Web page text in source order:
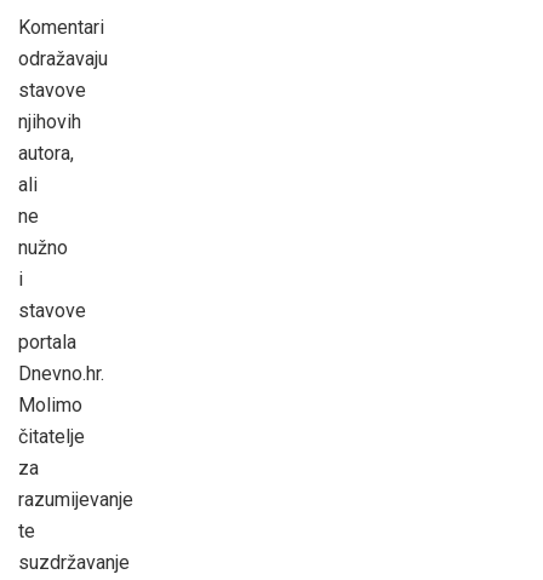
Komentari
odražavaju
stavove
njihovih
autora,
ali
ne
nužno
i
stavove
portala
Dnevno.hr.
Molimo
čitatelje
za
razumijevanje
te
suzdržavanje